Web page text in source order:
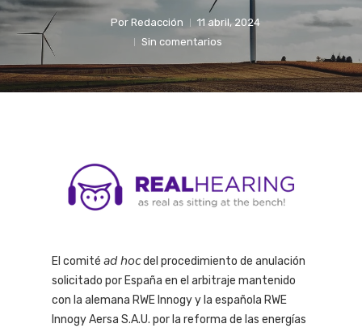
Por Redacción
11 abril, 2024
Sin comentarios
El comité ad hocdel procedimiento de anulación
solicitado por España en el arbitraje mantenido
con la alemana RWE Innogy y la española RWE
Innogy Aersa S.A.U. por la reforma de las energías